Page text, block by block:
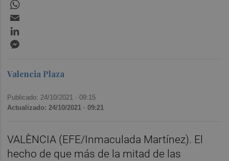
Valencia Plaza
Publicado: 24/10/2021 ·09:15
Actualizado: 24/10/2021 · 09:21
VALÈNCIA (EFE/Inmaculada Martínez). El
hecho de que más de la mitad de las